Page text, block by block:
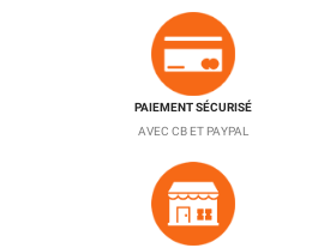
PAIEMENT SÉCURISÉ
AVEC CB ET PAYPAL